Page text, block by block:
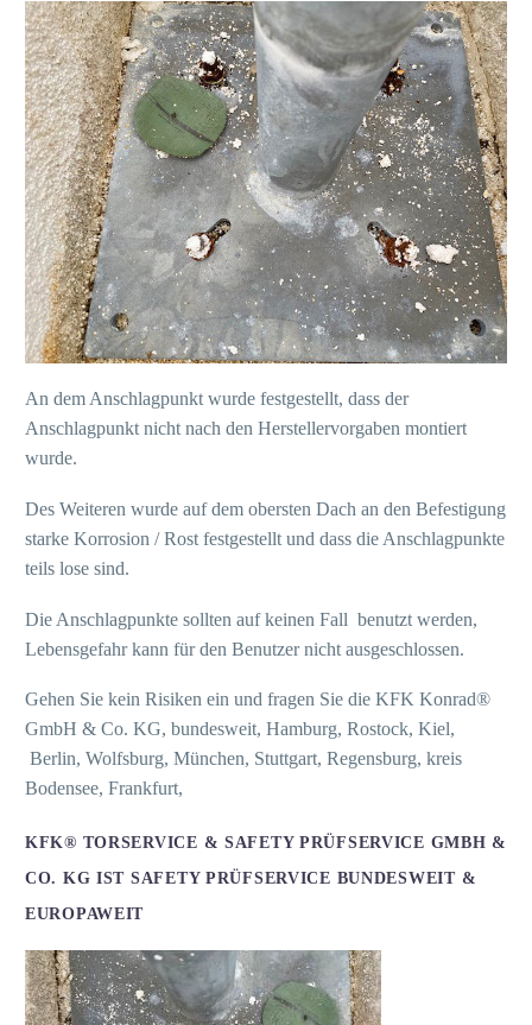
An dem Anschlagpunkt wurde festgestellt, dass der
Anschlagpunkt nicht nach den Herstellervorgaben montiert
wurde.
Des Weiteren wurde auf dem obersten Dach an den Befestigung
starke Korrosion / Rost festgestellt und dass die Anschlagpunkte
teils lose sind.
Die Anschlagpunkte sollten auf keinen Fall benutzt werden,
Lebensgefahr kann für den Benutzer nicht ausgeschlossen.
Gehen Sie kein Risiken ein und fragen Sie die KFK Konrad®
GmbH & Co. KG, bundesweit, Hamburg, Rostock, Kiel,
Berlin, Wolfsburg, München, Stuttgart, Regensburg, kreis
Bodensee, Frankfurt,
KFK® TORSERVICE & SAFETY PRÜFSERVICE GMBH &
CO. KG IST SAFETY PRÜFSERVICE BUNDESWEIT &
EUROPAWEIT